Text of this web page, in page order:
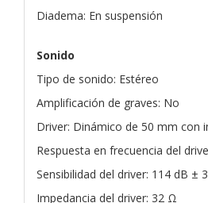
Diadema: En suspensión
Sonido
Tipo de sonido: Estéreo
Amplificación de graves: No
Driver: Dinámico de 50 mm con
Respuesta en frecuencia del
Sensibilidad del driver: 114 dB ±
Impedancia del driver: 32 Ω